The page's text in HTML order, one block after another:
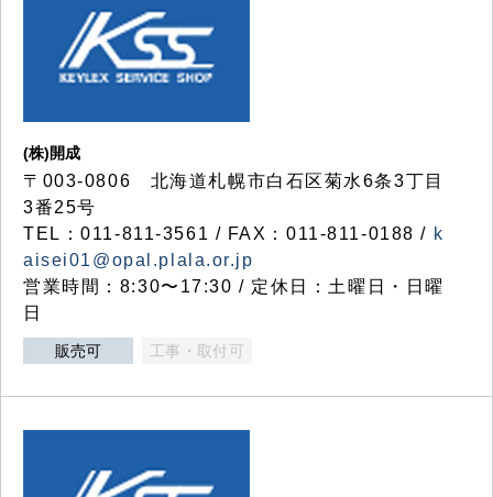
(株)開成
〒003-0806 北海道札幌市白石区菊水6条3丁目
3番25号
TEL：011-811-3561 / FAX：011-811-0188 / k
aisei01@opal.plala.or.jp
営業時間：8:30〜17:30 / 定休日：土曜日・日曜
日
販売可 工事・取付可